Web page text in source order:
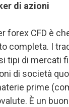
di azioni
forex CFD è
completa. I
tipi di mercati
di società
prime
È un